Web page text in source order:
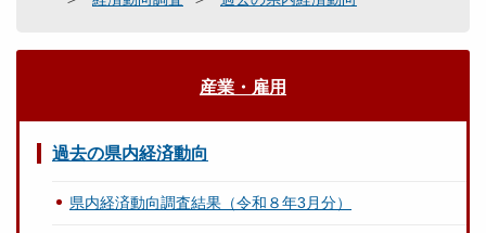
産業・雇用
過去の県内経済動向
県内経済動向調査結果（令和８年3月分）